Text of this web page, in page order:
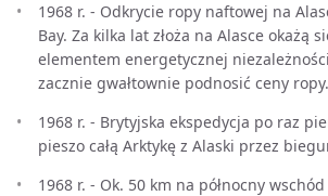
1968 r. - Odkrycie ropy naftowej na
Bay. Za kilka lat złoża na Alasce okażą
elementem energetycznej niezależności
zacznie gwałtownie podnosić ceny ropy.
1968 r. - Brytyjska ekspedycja po raz
pieszo całą Arktykę z Alaski przez
1968 r. - Ok. 50 km na północny